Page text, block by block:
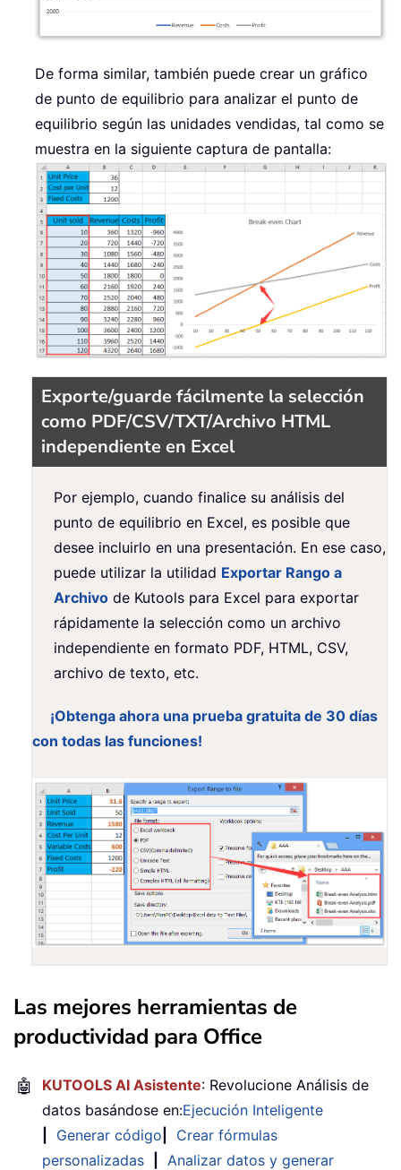
De forma similar, también puede crear un gráfico
de punto de equilibrio para analizar el punto de
equilibrio según las unidades vendidas, tal como se
muestra en la siguiente captura de pantalla:
Exporte/guarde fácilmente la selección
como PDF/CSV/TXT/Archivo HTML
independiente en Excel
Por ejemplo, cuando finalice su análisis del
punto de equilibrio en Excel, es posible que
desee incluirlo en una presentación. En ese caso,
puede utilizar la utilidad Exportar Rango a
Archivo de Kutools para Excel para exportar
rápidamente la selección como un archivo
independiente en formato PDF, HTML, CSV,
archivo de texto, etc.
¡Obtenga ahora una prueba gratuita de 30 días
con todas las funciones!
Las mejores herramientas de
productividad para Office
🤖 KUTOOLS AI Asistente: Revolucione Análisis de
datos basándose en:Ejecución Inteligente
Generar código
Crear fórmulas
personalizadas
Analizar datos y generar